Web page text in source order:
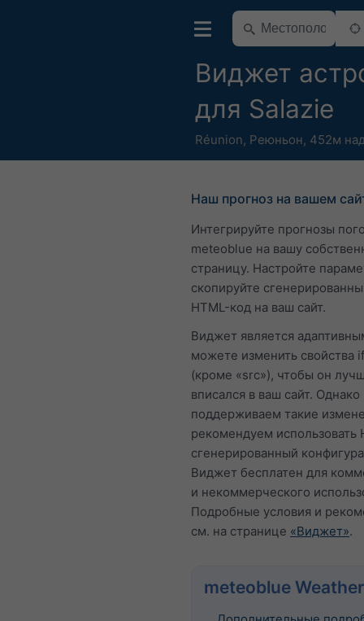
Виджет
для Salazie
Réunion, Реюньон, 452м
Наш прогноз на вашем
Интегрируйте прогнозы
meteoblue на вашу
страницу. Настройте
скопируйте
HTML-код на ваш сайт.
Виджет является
можете изменить свойства
(кроме «src»), чтобы он
вписался в ваш сайт.
поддерживаем такие
рекомендуем использовать
сгенерированный
Виджет бесплатен для
и некоммерческого
Подробные условия и
см. на странице «Виджет».
meteoblue